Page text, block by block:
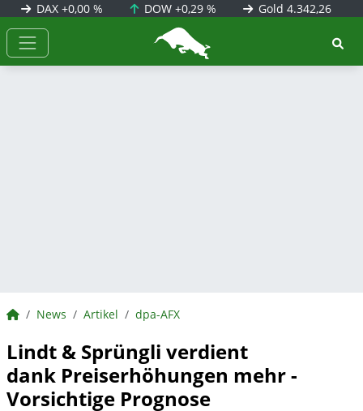
DAX +0,00 % DOW+0,29 % Gold 4.342,26
BörsenNEWS.de
BörsenNEWS.de
News Artikel dpa-AFX
Lindt & Sprüngli verdient
dank Preiserhöhungen mehr -
Vorsichtige Prognose